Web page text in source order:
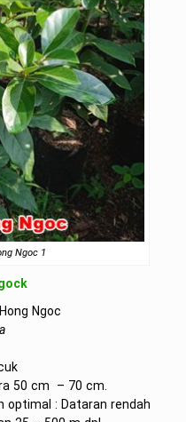
Ngoc 1
Ngoc
50 cm – 70 cm.
optimal : Dataran rendah